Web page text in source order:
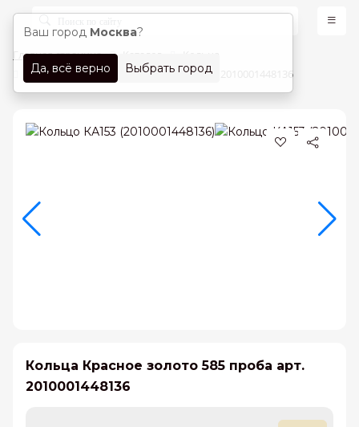
Главная страница
Кольца Красное золото 585 проба арт. 2010001448136
Кольца Красное золото 585 проба арт.
2010001448136
Ваш город Москва?
Да, всё верно Выбрать город